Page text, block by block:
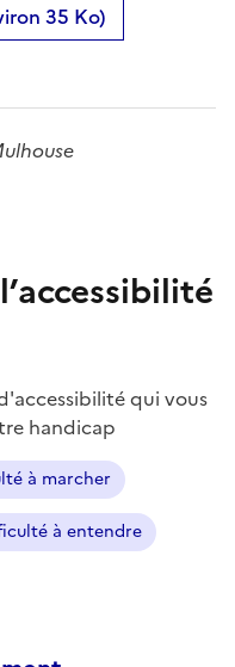
35 Ko)
qui vous
handicap
à marcher
à entendre